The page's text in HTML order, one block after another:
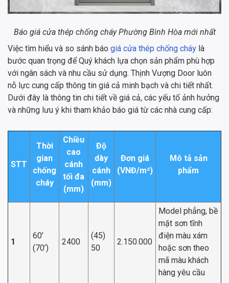
Báo giá cửa thép chống cháy Phường Bình Hòa mới nhất
Việc tìm hiểu và so sánh báo giá cửa thép chống cháy là
bước quan trọng để Quý khách lựa chọn sản phẩm phù hợp
với ngân sách và nhu cầu sử dụng. Thịnh Vượng Door luôn
nỗ lực cung cấp thông tin giá cả minh bạch và chi tiết nhất.
Dưới đây là thông tin chi tiết về giá cả, các yếu tố ảnh hưởng
và những lưu ý khi tham khảo báo giá từ các nhà cung cấp:
STT
Thời
gian
chống
cháy
Chiều
cao
cánh
tối đa
(mm)
Độ
dày
cánh
(mm)
Đơn giá
(VNĐ/m²)
Mô tả sản
phẩm
1
60’
(70’)
2400
(45)
50
2.150.000
Model phẳng, bề
mặt sơn tĩnh
điện màu xám
hoặc sơn theo
mã màu khách
hàng yêu cầu